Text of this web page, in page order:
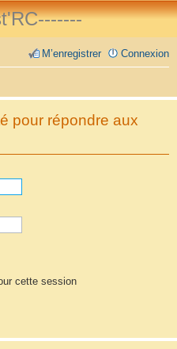
Connexion
M’enregistrer
pour répondre aux
cette session